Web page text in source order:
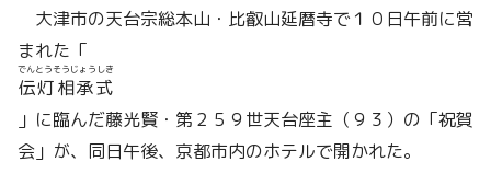
大津市の天台宗総本山・比叡山延暦寺で１０日午前に営
まれた「
伝灯相承式
でんとうそうじょうしき
」に臨んだ藤光賢・第２５９世天台座主（９３）の「祝賀
会」が、同日午後、京都市内のホテルで開かれた。